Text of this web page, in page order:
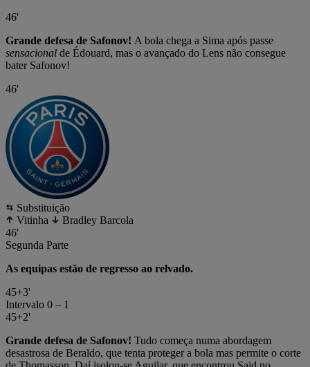
46'
Grande defesa de Safonov! A bola chega a Sima após passe
sensacional de Édouard, mas o avançado do Lens não consegue
bater Safonov!
46'
Substituição
Vitinha
Bradley Barcola
46'
Segunda Parte
As equipas estão de regresso ao relvado.
45+3'
Intervalo 0 – 1
45+2'
Grande defesa de Safonov! Tudo começa numa abordagem
desastrosa de Beraldo, que tenta proteger a bola mas permite o corte